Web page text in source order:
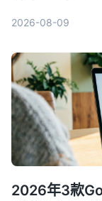
2026-08-09
2026年3款